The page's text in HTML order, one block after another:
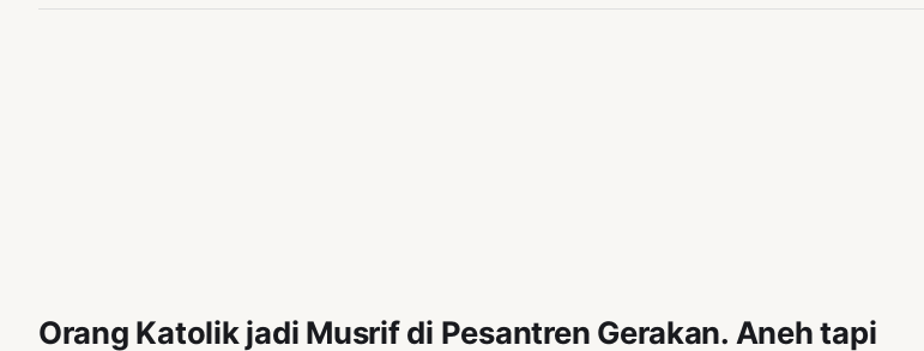
Orang Katolik jadi Musrif di Pesantren Gerakan. Aneh tapi